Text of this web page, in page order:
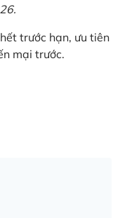
trước hạn, ưu tiên
mại trước.